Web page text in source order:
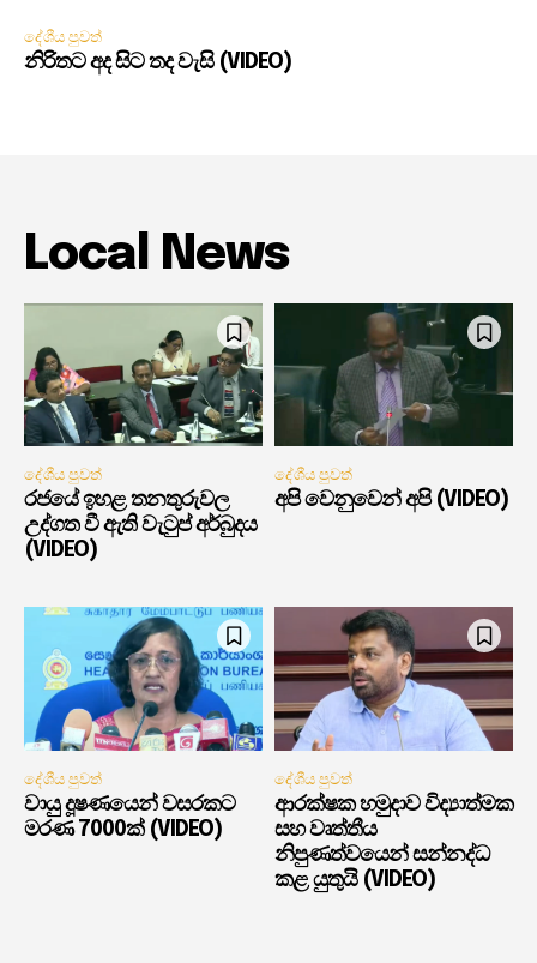
දේශීය පුවත්
නිරිතට අද සිට තද වැසි (VIDEO)
Local News
දේශීය පුවත්
රජයේ ඉහළ තනතුරුවල
උද්ගත වී ඇති වැටුප් අර්බුදය
(VIDEO)
දේශීය පුවත්
අපි වෙනුවෙන් අපි (VIDEO)
දේශීය පුවත්
වායු දූෂණයෙන් වසරකට
මරණ 7000ක් (VIDEO)
දේශීය පුවත්
ආරක්ෂක හමුදාව විද්‍යාත්මක
සහ වෘත්තීය
නිපුණත්වයෙන් සන්නද්ධ
කළ යුතුයි (VIDEO)